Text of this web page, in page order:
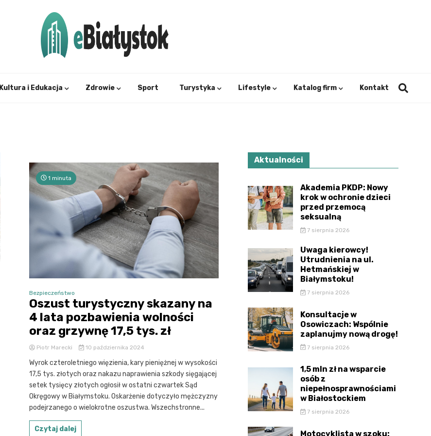
Kultura i Edukacja Zdrowie Sport Turystyka Lifestyle Katalog firm Kontakt
1 minuta
Bezpieczeństwo
Oszust turystyczny skazany na
4 lata pozbawienia wolności
oraz grzywnę 17,5 tys. zł
Piotr Marecki 10 października 2024
Wyrok czteroletniego więzienia, kary pieniężnej w wysokości
17,5 tys. złotych oraz nakazu naprawienia szkody sięgającej
setek tysięcy złotych ogłosił w ostatni czwartek Sąd
Okręgowy w Białymstoku. Oskarżenie dotyczyło mężczyzny
podejrzanego o wielokrotne oszustwa. Wszechstronne...
Czytaj dalej
Aktualności
Akademia PKDP: Nowy
krok w ochronie dzieci
przed przemocą
seksualną
7 sierpnia 2026
Uwaga kierowcy!
Utrudnienia na ul.
Hetmańskiej w
Białymstoku!
7 sierpnia 2026
Konsultacje w
Osowiczach: Wspólnie
zaplanujmy nową drogę!
7 sierpnia 2026
1,5 mln zł na wsparcie
osób z
niepełnosprawnościami
w Białostockiem
7 sierpnia 2026
Motocyklista w szoku: